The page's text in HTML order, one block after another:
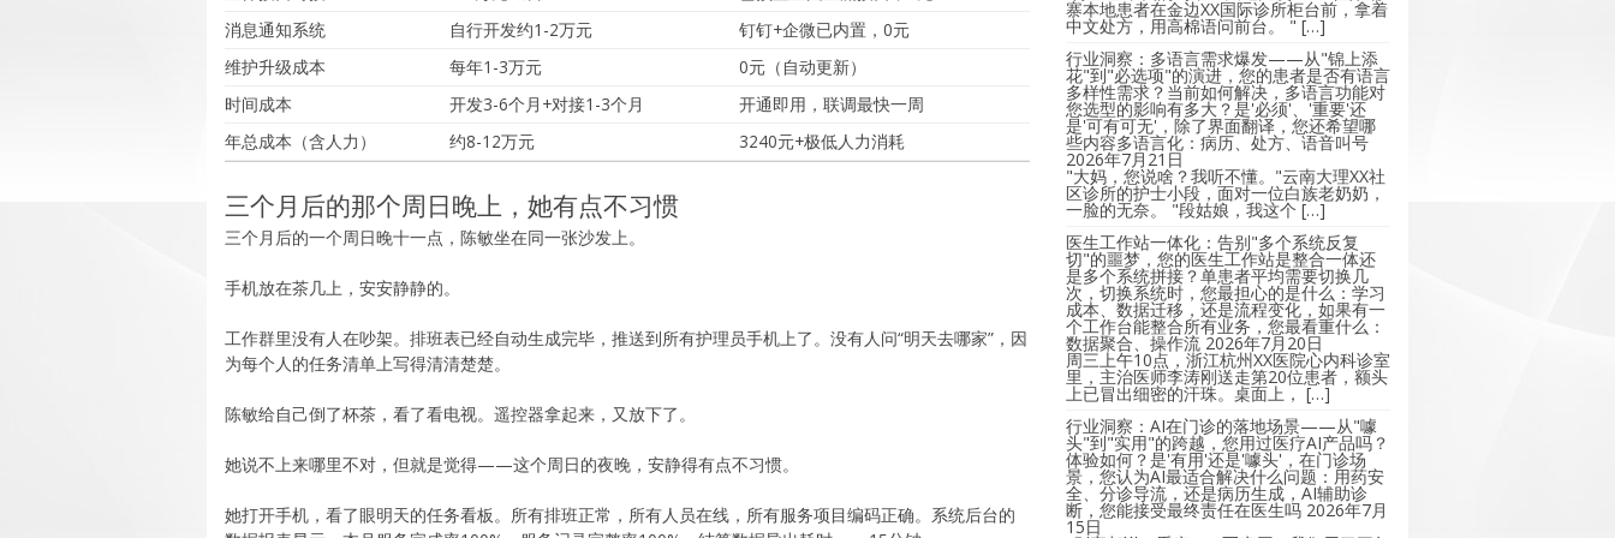
消息通知系统
自行开发约1-2万元
钉钉+企微已内置，0元
维护升级成本
每年1-3万元
0元（自动更新）
时间成本
开发3-6个月+对接1-3个月
开通即用，联调最快一周
年总成本（含人力）
约8-12万元 3240元+极低人力消耗
三个月后的那个周日晚上，她有点不习惯
三个月后的一个周日晚十一点，陈敏坐在同一张沙发上。
手机放在茶几上，安安静静的。
工作群里没有人在吵架。排班表已经自动生成完毕，推送到所有护理员手机上了。没有人问“明天去哪家”，因
为每个人的任务清单上写得清清楚楚。
陈敏给自己倒了杯茶，看了看电视。遥控器拿起来，又放下了。
她说不上来哪里不对，但就是觉得——这个周日的夜晚，安静得有点不习惯。
她打开手机，看了眼明天的任务看板。所有排班正常，所有人员在线，所有服务项目编码正确。系统后台的
寨本地患者在金边XX国际诊所柜台前，拿着
中文处方，用高棉语问前台。 " […]
行业洞察：多语言需求爆发——从"锦上添
花"到"必选项"的演进，您的患者是否有语言
多样性需求？当前如何解决，多语言功能对
您选型的影响有多大？是'必须'、'重要'还
是'可有可无'，除了界面翻译，您还希望哪
些内容多语言化：病历、处方、语音叫号
2026年7月21日
"大妈，您说啥？我听不懂。"云南大理XX社
区诊所的护士小段，面对一位白族老奶奶，
一脸的无奈。 "段姑娘，我这个 […]
医生工作站一体化：告别"多个系统反复
切"的噩梦，您的医生工作站是整合一体还
是多个系统拼接？单患者平均需要切换几
次，切换系统时，您最担心的是什么：学习
成本、数据迁移，还是流程变化，如果有一
个工作台能整合所有业务，您最看重什么：
数据聚合、操作流 2026年7月20日
周三上午10点，浙江杭州XX医院心内科诊室
里，主治医师李涛刚送走第20位患者，额头
上已冒出细密的汗珠。桌面上， […]
行业洞察：AI在门诊的落地场景——从"噱
头"到"实用"的跨越，您用过医疗AI产品吗？
体验如何？是'有用'还是'噱头'，在门诊场
景，您认为AI最适合解决什么问题：用药安
全、分诊导流，还是病历生成，AI辅助诊
断，您能接受最终责任在医生吗 2026年7月
15日